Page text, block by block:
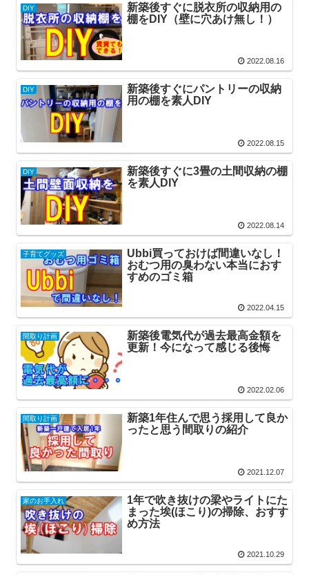
DIY
新築後すぐに脱衣所の収納用の
棚をDIY（壁に穴あけ無し！）
2022.08.16
DIY
新築後すぐにパントリーの収納
用の棚を素人DIY
2022.08.15
DIY
新築後すぐに3畳の土間収納の棚
を素人DIY
2022.08.14
子育てグッズ
Ubbi買っておけば間違いなし！
おむつ用の臭わない本当におす
すめのゴミ箱
2022.04.15
間取り計画
新築後電気代が過去最高金額を
更新！今になって感じる後悔
2022.02.06
間取り計画
新築1年住んで思う採用して良か
ったと思う間取りの紹介
2021.12.07
家のお手入れ
1年で吹き抜けの梁やライトにた
まった埃(ほこり)の掃除、おすす
め方法
2021.10.29